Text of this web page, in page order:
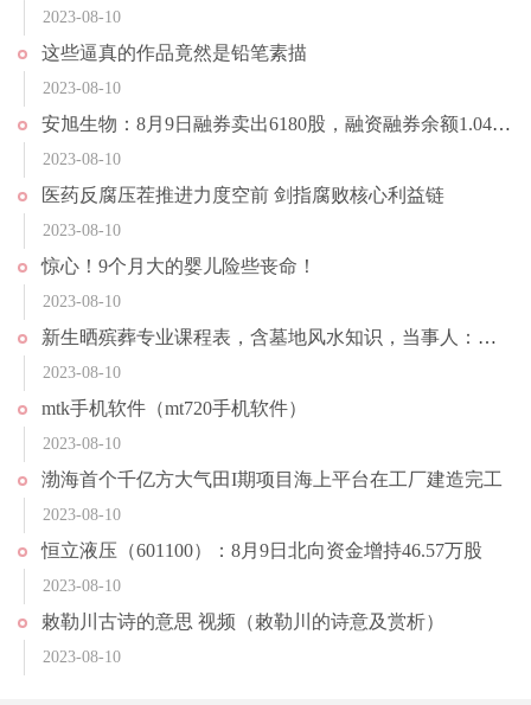
2023-08-10
这些逼真的作品竟然是铅笔素描
2023-08-10
安旭生物：8月9日融券卖出6180股，融资融券余额1.04亿元
2023-08-10
医药反腐压茬推进力度空前 剑指腐败核心利益链
2023-08-10
惊心！9个月大的婴儿险些丧命！
2023-08-10
新生晒殡葬专业课程表，含墓地风水知识，当事人：建议不要冲动报考
2023-08-10
mtk手机软件（mt720手机软件）
2023-08-10
渤海首个千亿方大气田I期项目海上平台在工厂建造完工
2023-08-10
恒立液压（601100）：8月9日北向资金增持46.57万股
2023-08-10
敕勒川古诗的意思 视频（敕勒川的诗意及赏析）
2023-08-10